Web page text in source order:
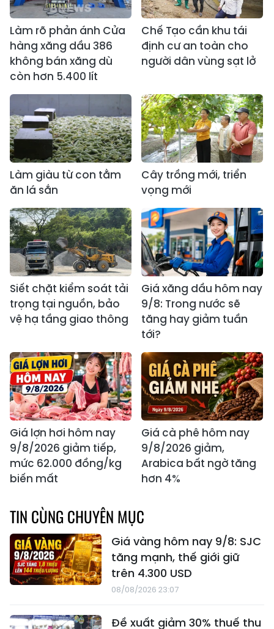
Làm rõ phản ánh Cửa
hàng xăng dầu 386
không bán xăng dù
còn hơn 5.400 lít
Chế Tạo cần khu tái
định cư an toàn cho
người dân vùng sạt lở
Làm giàu từ con tằm
ăn lá sắn
Cây trồng mới, triển
vọng mới
Siết chặt kiểm soát tải
trọng tại nguồn, bảo
vệ hạ tầng giao thông
Giá xăng dầu hôm nay
9/8: Trong nước sẽ
tăng hay giảm tuần
tới?
Giá lợn hơi hôm nay
9/8/2026 giảm tiếp,
mức 62.000 đồng/kg
biến mất
Giá cà phê hôm nay
9/8/2026 giảm,
Arabica bất ngờ tăng
hơn 4%
TIN CÙNG CHUYÊN MỤC
Giá vàng hôm nay 9/8: SJC
tăng mạnh, thế giới giữ
trên 4.300 USD
08/08/2026 23:07
Đề xuất giảm 30% thuế thu